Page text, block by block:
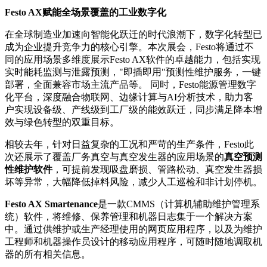
Festo AX赋能全场景覆盖的工业数字化
在全球制造业加速向智能化跃迁的时代浪潮下，数字化转型已
成为企业提升竞争力的核心引擎。本次展会，Festo将通过不
同的应用场景多维度展示Festo AX软件的卓越能力，包括实现
实时能耗监测与泄露预测，"即插即用"预测性维护服务，一键
部署，全面兼容市场主流产品等。 同时，Festo能源管理数字
化平台，深度融合物联网、边缘计算与AI分析技术，助力客
户实现设备级、产线级到工厂级的能效跃迁，同步满足降本增
效与绿色转型的双重目标。
相较去年，针对日益复杂的工况和严苛的生产条件，Festo此
次还展示了覆盖厂务真空与真空发生器的应用场景的真空预测
性维护软件，可提前发现吸盘磨损、管路松动、真空发生器损
坏等异常，大幅降低掉料风险，减少人工巡检和非计划停机。
Festo AX Smartenance是一款CMMS（计算机辅助维护管理系
统）软件，将维修、保养管理和机器日志集于一个解决方案
中。通过供维护或生产经理使用的网页应用程序，以及为维护
工程师和机器操作员设计的移动应用程序，可随时随地调取机
器的所有相关信息。